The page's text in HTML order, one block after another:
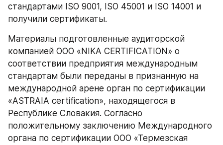
стандартами ISO 9001, ISO 45001 и ISO 14001 и
получили сертификаты.
Материалы подготовленные аудиторской
компанией ООО «NIKA CERTIFICATION» о
соответствии предприятия международным
стандартам были переданы в признанную на
международной арене орган по сертификации
«ASTRAIA certification», находящегося в
Республике Словакия. Согласно
положительному заключению Международного
органа по сертификации ООО «Термезская